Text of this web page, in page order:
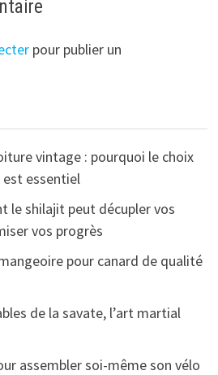
pour publier un
vintage : pourquoi le choix
essentiel
le shilajit peut décupler vos
vos progrès
pour canard de qualité
de la savate, l’art martial
assembler soi-même son vélo